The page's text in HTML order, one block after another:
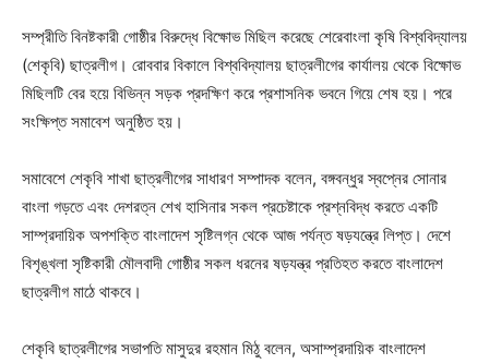
সম্প্রীতি বিনষ্টকারী গোষ্ঠীর বিরুদ্ধে বিক্ষোভ মিছিল করেছে শেরেবাংলা কৃষি বিশ্ববিদ্যালয়
(শেকৃবি) ছাত্রলীগ। রোববার বিকালে বিশ্ববিদ্যালয় ছাত্রলীগের কার্যালয় থেকে বিক্ষোভ
মিছিলটি বের হয়ে বিভিন্ন সড়ক প্রদক্ষিণ করে প্রশাসনিক ভবনে গিয়ে শেষ হয়। পরে
সংক্ষিপ্ত সমাবেশ অনুষ্ঠিত হয়।
সমাবেশে শেকৃবি শাখা ছাত্রলীগের সাধারণ সম্পাদক বলেন, বঙ্গবন্ধুর স্বপ্নের সোনার
বাংলা গড়তে এবং দেশরত্ন শেখ হাসিনার সকল প্রচেষ্টাকে প্রশ্নবিদ্ধ করতে একটি
সাম্প্রদায়িক অপশক্তি বাংলাদেশ সৃষ্টিলগ্ন থেকে আজ পর্যন্ত ষড়যন্ত্রে লিপ্ত। দেশে
বিশৃঙ্খলা সৃষ্টিকারী মৌলবাদী গোষ্ঠীর সকল ধরনের ষড়যন্ত্র প্রতিহত করতে বাংলাদেশ
ছাত্রলীগ মাঠে থাকবে।
শেকৃবি ছাত্রলীগের সভাপতি মাসুদুর রহমান মিঠু বলেন, অসাম্প্রদায়িক বাংলাদেশ